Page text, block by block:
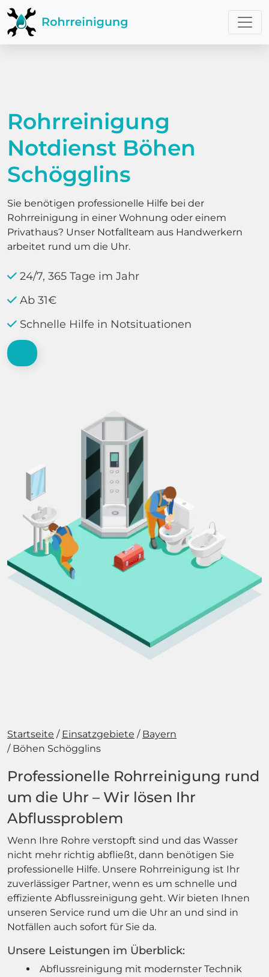
Rohrreinigung
Notdienst Böhen
Schögglins
Sie benötigen professionelle Hilfe bei der
Rohrreinigung in einer Wohnung oder einem
Privathaus? Unser Notfallteam aus Handwerkern
arbeitet rund um die Uhr.
24/7, 365 Tage im Jahr
Ab 31€
Schnelle Hilfe in Notsituationen
Startseite Einsatzgebiete
Bayern
Böhen Schögglins
Professionelle Rohrreinigung rund
um die Uhr – Wir lösen Ihr
Abflussproblem
Wenn Ihre Rohre verstopft sind und das Wasser
nicht mehr richtig abfließt, dann benötigen Sie
professionelle Hilfe. Unsere Rohrreinigung ist Ihr
zuverlässiger Partner, wenn es um schnelle und
effiziente Abflussreinigung geht. Wir bieten Ihnen
unseren Service rund um die Uhr an und sind in
Notfällen auch sofort für Sie da.
Unsere Leistungen im Überblick:
Abflussreinigung mit modernster Technik